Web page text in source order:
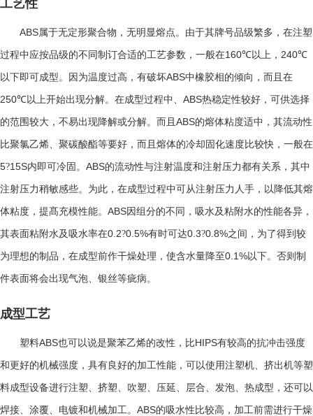
工艺性
ABS属于无定形聚合物，无明显熔点。由于其牌号品级繁多，在注塑
过程中应按品级的不同制订合适的工艺参数，一般在160℃以上， 240℃
以下即可成型。因为温度过高，有破坏ABS中橡胶相的倾向，而且在
250℃以上开始出现分解。在成型过程中、 ABS热稳定性较好，可供选择
的范围较大，不易出现降解或分解。而且 ABS的熔体粘度适中，其流动性
比聚氯乙烯、聚碳酸酯等要好，而且熔体的冷却固化速度比较快，一般在
5?15S内即可冷固。 ABS的流动性与注射温度和注射压力都有关系，其中
注射压力稍敏感些。为此，在成型过程中可从注射压力人手，以降低其熔
体粘度，提髙充模性能。 ABS因组分的不同，吸水及粘附水的性能各异，
其表面粘附水及吸水率在0.2?0.5%有时可达0.3?0.8%之间，为了得到较
为理想的制品，在成型前作干燥处理，使含水量降至0.1%以下。否则制
件表面将会出现气泡、银丝等疵病。
成型工艺
塑料ABS也可以说是聚苯乙烯的改性，比HIPS有较高的抗冲击强度
和更好的机械强度，具有良好的加工性能，可以使用注塑机、挤出机等塑
料成型设备进行注塑、挤塑、吹塑、压延、层合、发泡、热成型，还可以
焊接、涂覆、电镀和机械加工。 ABS的吸水性比较高，加工前需进行干燥